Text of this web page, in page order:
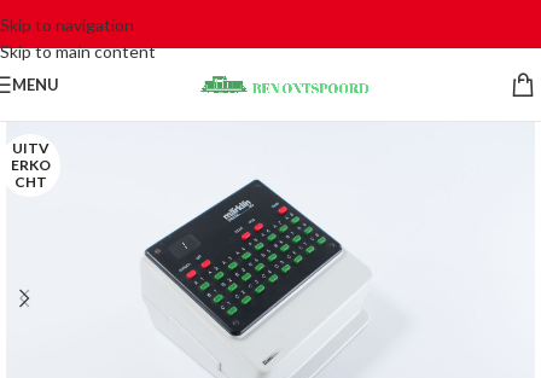
Skip to navigation
Skip to main content
MENU
UITV
ERKO
CHT